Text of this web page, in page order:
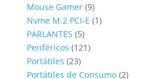
productos
Mouse Gamer 99
productos
Nvme M.2 PCI-E 11
PARLANTES 55
productos
Periféricos 121121
Portátiles 2323
productos
Portátiles de Consumo 22